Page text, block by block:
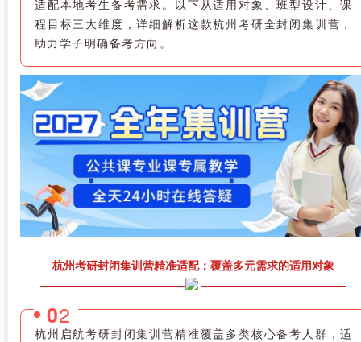
适配本地考生备考需求。以下从适用对象、班型设计、课
程目标三大维度，详细解析这款杭州考研全封闭集训营，
助力学子明确备考方向。
杭州考研封闭集训营精准适配：覆盖多元需求的适用对象
02
杭州启航考研封闭集训营精准覆盖多类核心备考人群，适